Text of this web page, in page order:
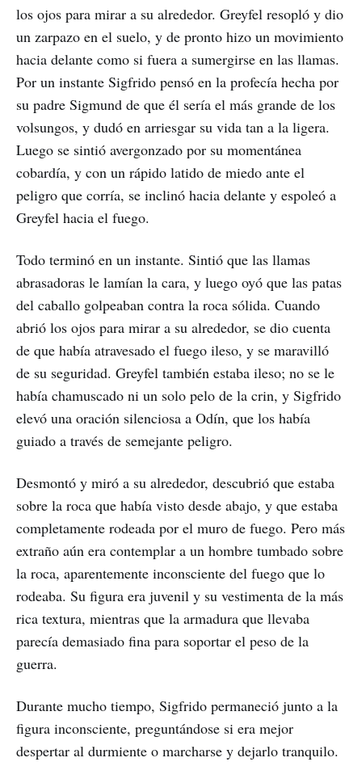
los ojos para mirar a su alrededor. Greyfel resopló y dio
un zarpazo en el suelo, y de pronto hizo un movimiento
hacia delante como si fuera a sumergirse en las llamas.
Por un instante Sigfrido pensó en la profecía hecha por
su padre Sigmund de que él sería el más grande de los
volsungos, y dudó en arriesgar su vida tan a la ligera.
Luego se sintió avergonzado por su momentánea
cobardía, y con un rápido latido de miedo ante el
peligro que corría, se inclinó hacia delante y espoleó a
Greyfel hacia el fuego.
Todo terminó en un instante. Sintió que las llamas
abrasadoras le lamían la cara, y luego oyó que las patas
del caballo golpeaban contra la roca sólida. Cuando
abrió los ojos para mirar a su alrededor, se dio cuenta
de que había atravesado el fuego ileso, y se maravilló
de su seguridad. Greyfel también estaba ileso; no se le
había chamuscado ni un solo pelo de la crin, y Sigfrido
elevó una oración silenciosa a Odín, que los había
guiado a través de semejante peligro.
Desmontó y miró a su alrededor, descubrió que estaba
sobre la roca que había visto desde abajo, y que estaba
completamente rodeada por el muro de fuego. Pero más
extraño aún era contemplar a un hombre tumbado sobre
la roca, aparentemente inconsciente del fuego que lo
rodeaba. Su figura era juvenil y su vestimenta de la más
rica textura, mientras que la armadura que llevaba
parecía demasiado fina para soportar el peso de la
guerra.
Durante mucho tiempo, Sigfrido permaneció junto a la
figura inconsciente, preguntándose si era mejor
despertar al durmiente o marcharse y dejarlo tranquilo.